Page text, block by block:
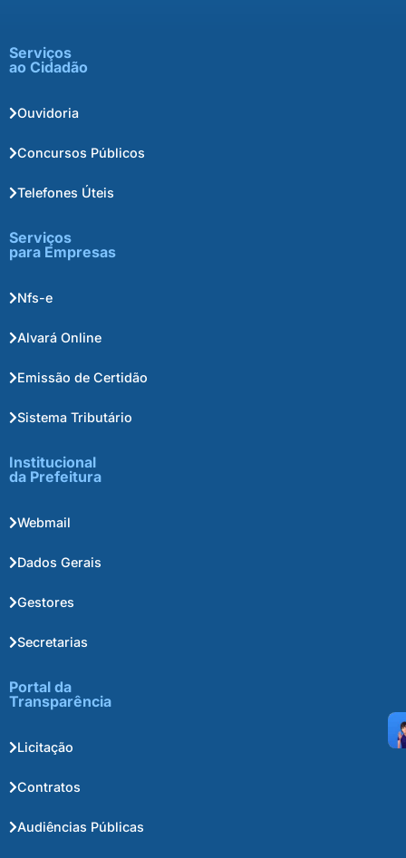
Serviços
ao Cidadão
Ouvidoria
Concursos Públicos
Telefones Úteis
Serviços
para Empresas
Nfs-e
Alvará Online
Emissão de Certidão
Sistema Tributário
Institucional
da Prefeitura
Webmail
Dados Gerais
Gestores
Secretarias
Portal da
Transparência
Licitação
Contratos
Audiências Públicas